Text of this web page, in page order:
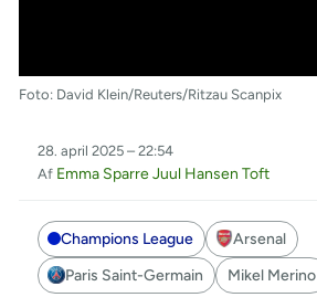
Foto: David Klein/Reuters/Ritzau Scanpix
28. april 2025 – 22:54
Af Emma Sparre Juul Hansen Toft
Champions League
Arsenal
Paris Saint-Germain
Mikel Merino